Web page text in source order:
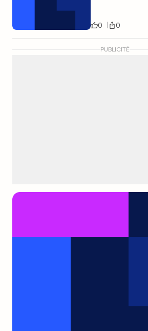
0 0
PUBLICITÉ